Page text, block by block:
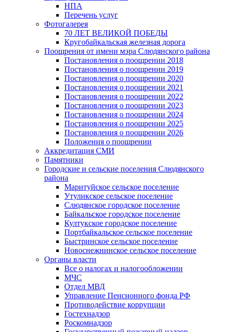
НПА
Перечень услуг
Фотогалерея
70 ЛЕТ ВЕЛИКОЙ ПОБЕДЫ
Кругобайкальская железная дорога
Поощрения от имени мэра Слюдянского района
Постановления о поощрении 2018
Постановления о поощрении 2019
Постановления о поощрении 2020
Постановления о поощрении 2021
Постановления о поощрении 2022
Постановления о поощрении 2023
Постановления о поощрении 2024
Постановления о поощрении 2025
Постановления о поощрении 2026
Положения о поощрении
Аккредитация СМИ
Памятники
Городские и сельские поселения Слюдянского
района
Маритуйское сельское поселение
Утуликское сельское поселение
Слюдянское городское поселение
Байкальское городское поселение
Култукское городское поселение
Портбайкальское сельское поселение
Быстринское сельское поселение
Новоснежнинское сельское поселение
Органы власти
Все о налогах и налогообложении
МЧС
Отдел МВД
Управление Пенсионного фонда РФ
Противодействие коррупции
Гостехнадзор
Роскомнадзор